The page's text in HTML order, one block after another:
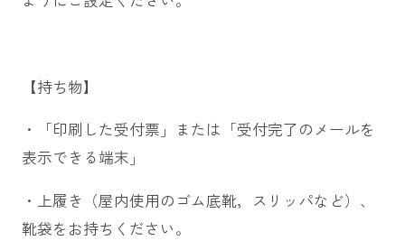
【持ち物】
・「印刷した受付票」または「受付完了のメールを
表示できる端末」
・上履き（屋内使用のゴム底靴，スリッパなど）、
靴袋をお持ちください。